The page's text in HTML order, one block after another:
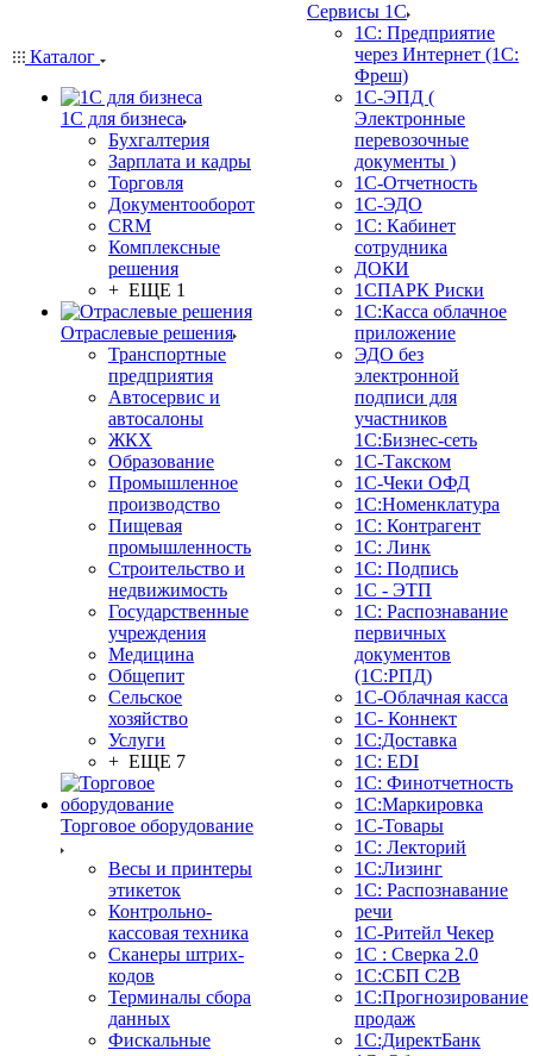
Каталог
1С для бизнеса
Бухгалтерия
Зарплата и кадры
Торговля
Документооборот
CRM
Комплексные
решения
+ ЕЩЕ 1
Отраслевые решения
Транспортные
предприятия
Автосервис и
автосалоны
ЖКХ
Образование
Промышленное
производство
Пищевая
промышленность
Строительство и
недвижимость
Государственные
учреждения
Медицина
Общепит
Сельское
хозяйство
Услуги
+ ЕЩЕ 7
Торговое оборудование
Весы и принтеры
этикеток
Контрольно-
кассовая техника
Сканеры штрих-
кодов
Терминалы сбора
данных
Фискальные
Сервисы 1С
1С: Предприятие
через Интернет (1С:
Фреш)
1С-ЭПД (
Электронные
перевозочные
документы )
1С-Отчетность
1С-ЭДО
1С: Кабинет
сотрудника
ДОКИ
1СПАРК Риски
1С:Касса облачное
приложение
ЭДО без
электронной
подписи для
участников
1С:Бизнес-сеть
1С-Такском
1С-Чеки ОФД
1С:Номенклатура
1С: Контрагент
1С: Линк
1С: Подпись
1С - ЭТП
1С: Распознавание
первичных
документов
(1С:РПД)
1С-Облачная касса
1С- Коннект
1С:Доставка
1С: EDI
1С: Финотчетность
1С:Маркировка
1С-Товары
1С: Лекторий
1С:Лизинг
1С: Распознавание
речи
1C-Ритейл Чекер
1С : Сверка 2.0
1С:СБП C2B
1С:Прогнозирование
продаж
1С:ДиректБанк